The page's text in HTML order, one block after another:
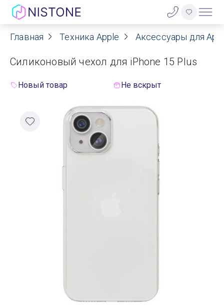
Акции
О нас
Договор оферты
Реквизиты
Trade-In
Главная Техника Apple Аксессуары для
Cиликоновый чехол для iPhone 15 Plus
Новый товар Не вскрыт